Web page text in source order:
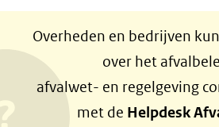
een
andere
website)
l
e
n
o
l
e
n
o
Overheden en bedrijven
over het
afvalwet- en regelgeving
met de Helpdesk